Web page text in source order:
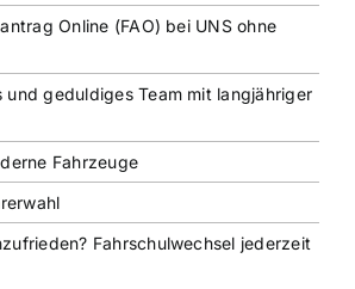
Online (FAO) bei UNS ohne
und geduldiges Team mit langjähriger
Fahrzeuge
Fahrschulwechsel jederzeit